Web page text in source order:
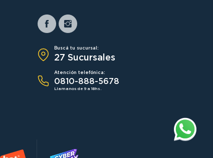
Buscá tu sucursal:
27 Sucursales
Atención telefónica:
0810-888-5678
Llamanos de 9 a 18hs.